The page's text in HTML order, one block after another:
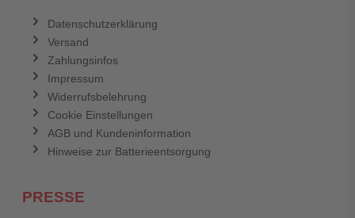
Datenschutzerklärung
Versand
Zahlungsinfos
Impressum
Widerrufsbelehrung
Cookie Einstellungen
AGB und Kundeninformation
Hinweise zur Batterieentsorgung
PRESSE